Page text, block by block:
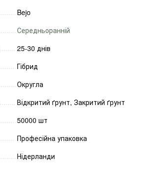
Bejo
Середньоранній
25-30 днів
Гібрид
Округла
Відкритий ґрунт, Закритий ґрунт
50000 шт
Професійна упаковка
Нідерланди